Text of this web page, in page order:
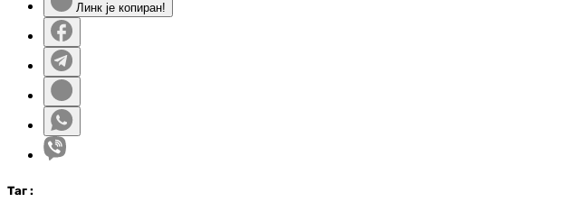
Линк је копиран!
Таг :